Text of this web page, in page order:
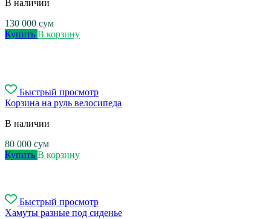
В наличии
130 000 сум
Купить В корзину
Быстрый просмотр
Корзина на руль велосипеда
В наличии
80 000 сум
Купить В корзину
Быстрый просмотр
Хамуты разные под сиденье